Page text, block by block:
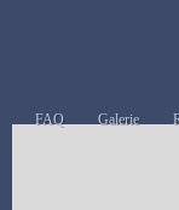
FAQ Galerie